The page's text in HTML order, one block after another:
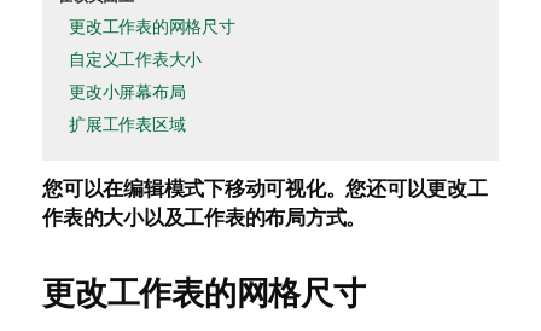
更改工作表的网格尺寸
自定义工作表大小
更改小屏幕布局
扩展工作表区域
您可以在编辑模式下移动可视化。您还可以更改工
作表的大小以及工作表的布局方式。
更改工作表的网格尺寸